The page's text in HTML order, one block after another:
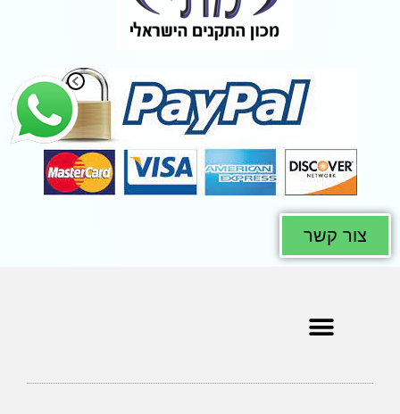
צור קשר